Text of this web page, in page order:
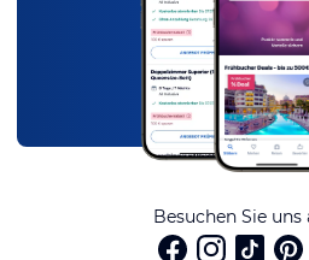
Besuchen Sie uns